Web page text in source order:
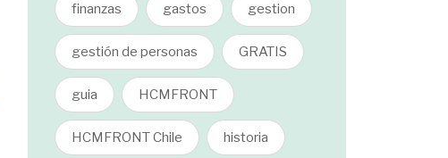
finanzas gastos gestion
gestión de personas GRATIS
guia HCMFRONT
HCMFRONT Chile historia